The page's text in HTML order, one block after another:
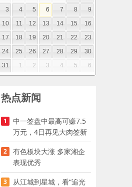
3
4 5 6 7 8
9
10
11 12 13 14 15
16
17
18 19 20 21 22
23
24
25 26 27 28 29
30
31
1 2 3 4 5 6
热点新闻
1
中一签盘中最高可赚7.5
万元，4日再见大肉签新
股
2
有色板块大涨 多家湘企
表现优秀
3
从江城到星城，看“追光